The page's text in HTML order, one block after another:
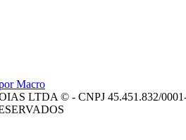
Macro
LTDA © - CNPJ 45.451.832/